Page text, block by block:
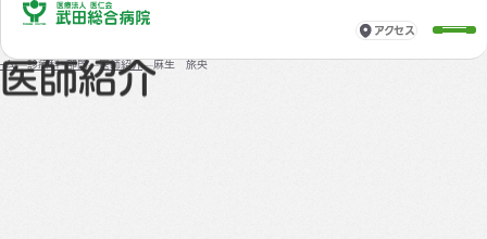
アクセス
ム 診療科・部門 医師紹介 麻生 旅央
診療科・部門
医師紹介